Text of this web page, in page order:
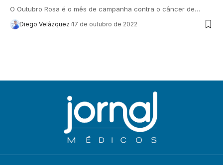
O Outubro Rosa é o mês de campanha contra o câncer de…
Diego Velázquez 17 de outubro de 2022